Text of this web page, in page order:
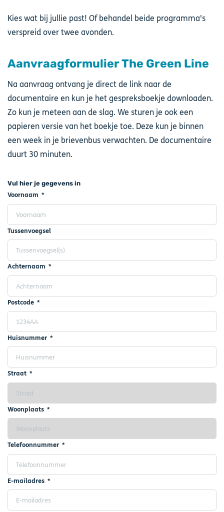
Kies wat bij jullie past! Of behandel beide programma's
verspreid over twee avonden.
Aanvraagformulier The Green Line
Na aanvraag ontvang je direct de link naar de
documentaire en kun je het gespreksboekje downloaden.
Zo kun je meteen aan de slag. We sturen je ook een
papieren versie van het boekje toe. Deze kun je binnen
een week in je brievenbus verwachten. De documentaire
duurt 30 minuten.
Vul hier je gegevens in
Voornaam
Tussenvoegsel
Achternaam
Postcode
Huisnummer
Straat
Woonplaats
Telefoonnummer
E-mailadres